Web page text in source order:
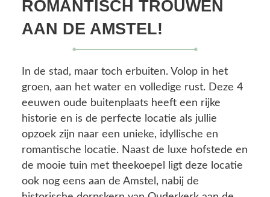
ROMANTISCH TROUWEN
AAN DE AMSTEL!
In de stad, maar toch erbuiten. Volop in het
groen, aan het water en volledige rust. Deze 4
eeuwen oude buitenplaats heeft een rijke
historie en is de perfecte locatie als jullie
opzoek zijn naar een unieke, idyllische en
romantische locatie. Naast de luxe hofstede en
de mooie tuin met theekoepel ligt deze locatie
ook nog eens aan de Amstel, nabij de